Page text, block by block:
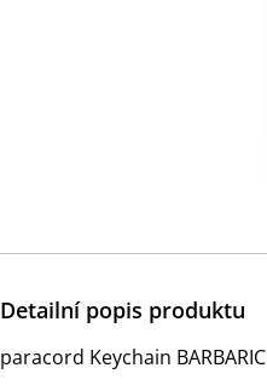
Detailní popis produktu
paracord Keychain BARBARIC